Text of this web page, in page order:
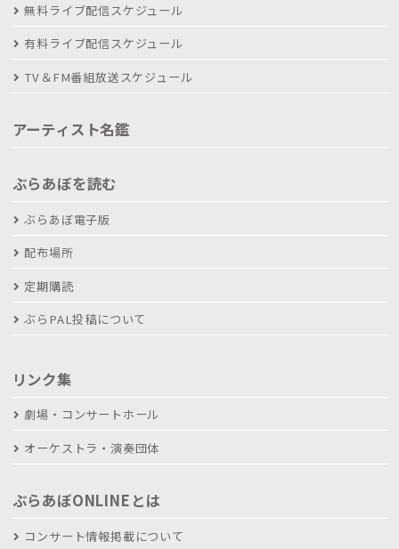
無料ライブ配信スケジュール
有料ライブ配信スケジュール
TV＆FM番組放送スケジュール
アーティスト名鑑
ぶらあぼを読む
ぶらあぼ電子版
配布場所
定期購読
ぶらPAL投稿について
リンク集
劇場・コンサートホール
オーケストラ・演奏団体
ぶらあぼONLINEとは
コンサート情報掲載について